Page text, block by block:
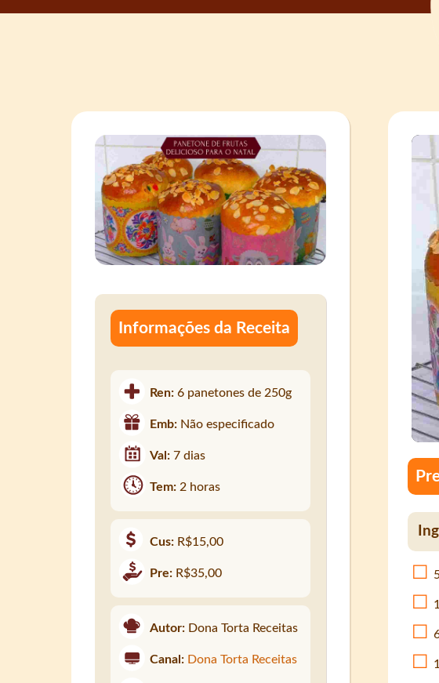
Informações da Receita
Ren:6 panetones de 250g
Emb: Não especificado
Val:7 dias
Tem: 2 horas
Cus: R$15,00
Pre: R$35,00
Autor: Dona Torta Receitas
Canal: Dona Torta Receitas